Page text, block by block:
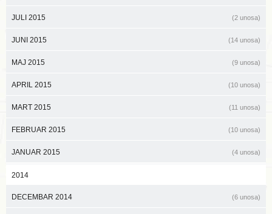
JULI 2015 (2 unosa)
JUNI 2015 (14 unosa)
MAJ 2015 (9 unosa)
APRIL 2015 (10 unosa)
MART 2015 (11 unosa)
FEBRUAR 2015 (10 unosa)
JANUAR 2015 (4 unosa)
2014
DECEMBAR 2014 (6 unosa)